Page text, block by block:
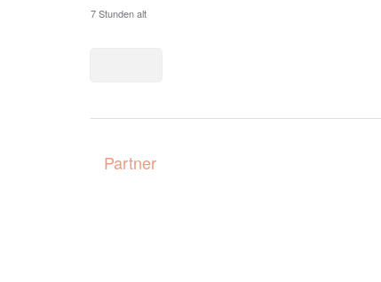
7 Stunden alt
2
Partner